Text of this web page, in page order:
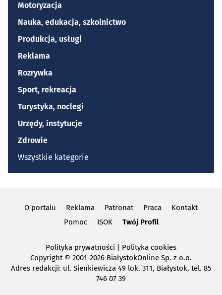
Motoryzacja
Nauka, edukacja, szkolnictwo
Produkcja, usługi
Reklama
Rozrywka
Sport, rekreacja
Turystyka, noclegi
Urzędy, instytucje
Zdrowie
Wszystkie kategorie
O portalu Reklama Patronat Praca
Kontakt
Pomoc
ISOK Twój Profil
Polityka prywatności
Polityka cookies
Copyright© 2001-2026 BiałystokOnline Sp. z o.o.
Adres redakcji: ul. Sienkiewicza 49 lok. 311, Białystok, tel. 85
746 07 39